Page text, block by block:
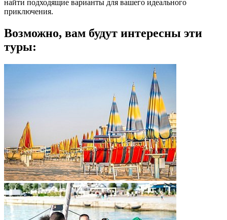
найти подходящие варианты для вашего идеального
приключения.
Возможно, вам будут интересны эти
туры: